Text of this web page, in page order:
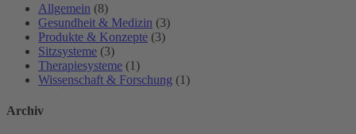
Allgemein (8)
Gesundheit & Medizin (3)
Produkte & Konzepte (3)
Sitzsysteme (3)
Therapiesysteme (1)
Wissenschaft & Forschung (1)
Archiv